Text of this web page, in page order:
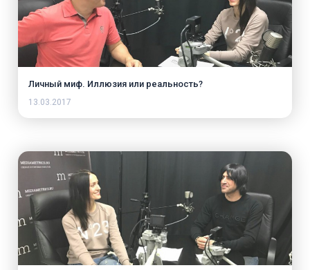
Личный миф. Иллюзия или реальность?
13.03.2017